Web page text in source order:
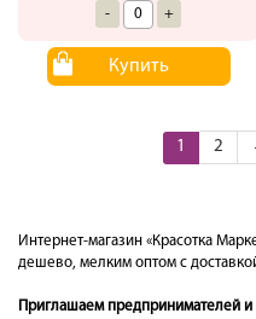
- +
Купить
1 2
Интернет-магазин «Красотка
дешево, мелким оптом с
Приглашаем предпринимателей